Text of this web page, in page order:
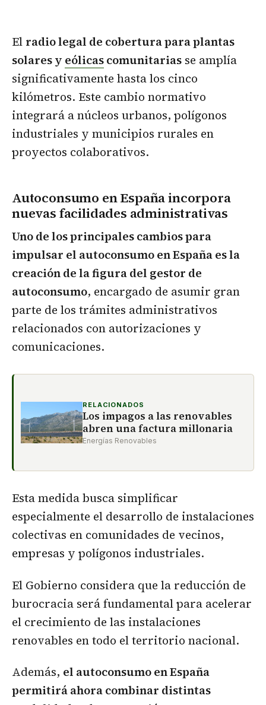
El radio legal de cobertura para plantas
solares y eólicascomunitarias se amplía
significativamente hasta los cinco
kilómetros. Este cambio normativo
integrará a núcleos urbanos, polígonos
industriales y municipios rurales en
proyectos colaborativos.
Autoconsumo en España incorpora
nuevas facilidades administrativas
Uno de los principales cambios para
impulsar el autoconsumo en España es la
creación de la figura del gestor de
autoconsumo, encargado de asumir gran
parte de los trámites administrativos
relacionados con autorizaciones y
comunicaciones.
RELACIONADOS
Los impagos a las renovables
abren una factura millonaria
Energías Renovables
Esta medida busca simplificar
especialmente el desarrollo de instalaciones
colectivas en comunidades de vecinos,
empresas y polígonos industriales.
El Gobierno considera que la reducción de
burocracia será fundamental para acelerar
el crecimiento de las instalaciones
renovables en todo el territorio nacional.
Además, el autoconsumo en España
permitirá ahora combinar distintas